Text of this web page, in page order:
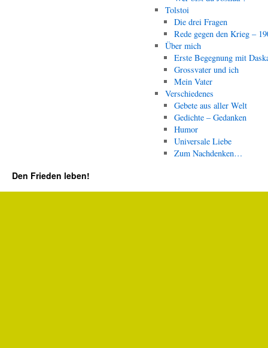
Tolstoi
Die drei Fragen
Rede gegen den Krieg –
Über mich
Erste Begegnung mit
Grossvater und ich
Mein Vater
Verschiedenes
Gebete aus aller Welt
Gedichte – Gedanken
Humor
Universale Liebe
Zum Nachdenken…
Den Frieden leben!